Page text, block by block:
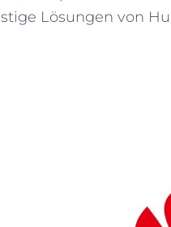
Lösungen von